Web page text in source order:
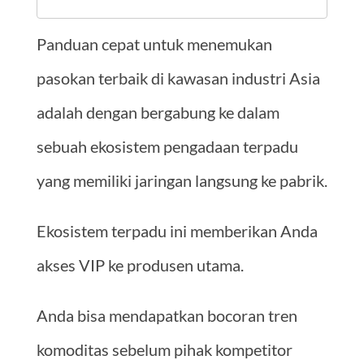
Panduan cepat untuk menemukan
pasokan terbaik di kawasan industri Asia
adalah dengan bergabung ke dalam
sebuah ekosistem pengadaan terpadu
yang memiliki jaringan langsung ke pabrik.
Ekosistem terpadu ini memberikan Anda
akses VIP ke produsen utama.
Anda bisa mendapatkan bocoran tren
komoditas sebelum pihak kompetitor